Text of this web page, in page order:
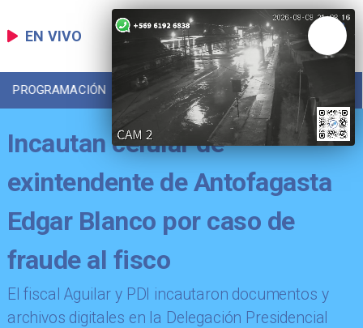
EN VIVO
PROGRAMACIÓN LOCAL DEPORTES
Incautan celular de
exintendente de Antofagasta
Edgar Blanco por caso de
fraude al fisco
El fiscal Aguilar y PDI incautaron documentos y
archivos digitales en la Delegación Presidencial